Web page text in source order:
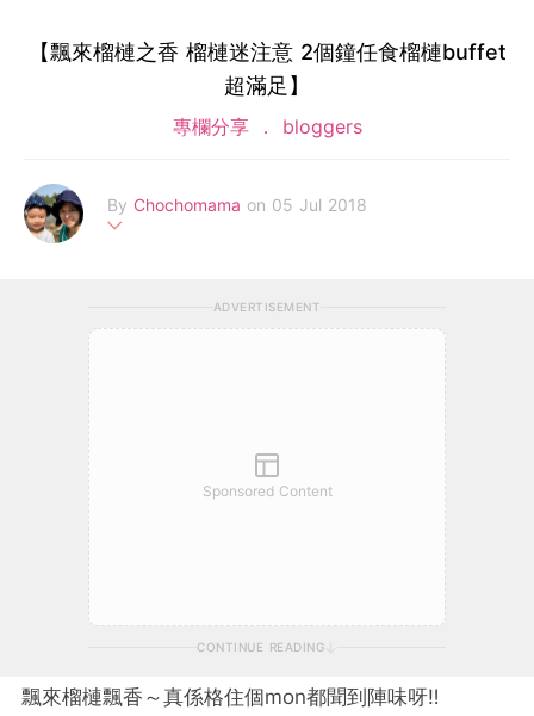
【飄來榴槤之香 榴槤迷注意 2個鐘任食榴槤buffet
超滿足】
專欄分享 bloggers
By Chochomama on 05 Jul 2018
Facebook:初初 我要做靚媽 Chocho Mama
Instagram:chochomamami
歡迎邀請活動、試用：
ADVERTISEMENT
Sponsored Content
CONTINUE READING
飄來榴槤飄香～真係格住個mon都聞到陣味呀‼️